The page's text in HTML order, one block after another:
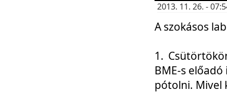
2013. 11. 26. -
A szokásos
1.
BME-s
pótolni. Mivel